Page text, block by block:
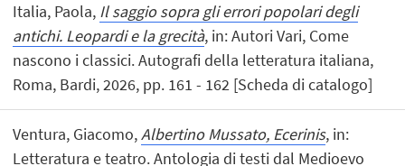
Italia, Paola, Il saggio sopra gli errori popolari degli
antichi. Leopardi e la grecità, in: Autori Vari, Come
nascono i classici. Autografi della letteratura italiana,
Roma, Bardi, 2026, pp. 161 - 162 [Scheda di catalogo]
Ventura, Giacomo,Albertino Mussato, Ecerinis, in:
Letteratura e teatro. Antologia di testi dal Medioevo